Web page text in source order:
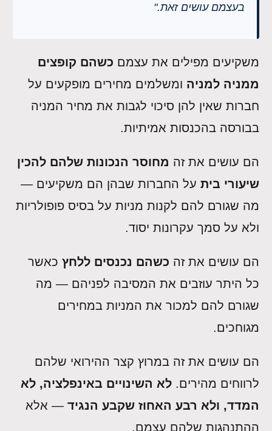
בעצמם עושים זאת."
משקיעים מפילים את עצמם כשהם קופצים
ממניה למניה ומשלמים מחירים מופקעים על
חברות שאין להן סיכוי לגבות את מחיר המניה
בבורסה בהכנסות אמיתיות.
הם עושים את זה מחוסר הנכונות שלהם להכין
שיעורי בית על החברות שבהן הם משקיעים —
מה שגורם להם לקנות מניות על בסיס פופולריות
ולא על סמך עקרונות יסוד.
הם עושים את זה כשהם נכנסים ללחץ כאשר
כל היתר עוזבים את המסיבה לפניהם — מה
שגורם להם למכור את המניות במחירים
מגוחכים.
הם עושים את זה במרוץ קצר ההירואי שלהם
לרווחים מהירים. לא השינויים באינפלציה, לא
המדד, ולא רבע האחוז שקבע הנגיד — אלא
ההתנהגות שלהם עצמם.